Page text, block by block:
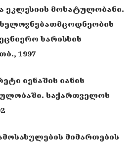
ეკლესიის მოხატულობანი.
ხარისხის
1997
იენაშის იანის
საქართველოს
მიმართების